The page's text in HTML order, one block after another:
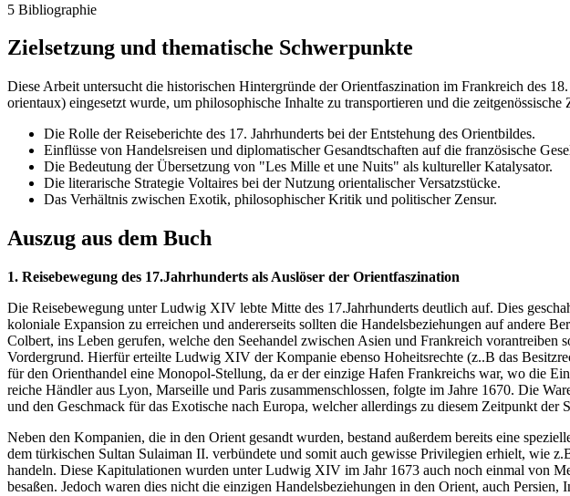
5 Bibliographie
Zielsetzung und thematische Schwerpunkte
Diese Arbeit untersucht die historischen Hintergründe der Orientfaszination im Frankreich des
orientaux) eingesetzt wurde, um philosophische Inhalte zu transportieren und die zeitgenössische
Die Rolle der Reiseberichte des 17. Jahrhunderts bei der Entstehung des Orientbildes.
Einflüsse von Handelsreisen und diplomatischer Gesandtschaften auf die französische
Die Bedeutung der Übersetzung von "Les Mille et une Nuits" als kultureller Katalysator.
Die literarische Strategie Voltaires bei der Nutzung orientalischer Versatzstücke.
Das Verhältnis zwischen Exotik, philosophischer Kritik und politischer Zensur.
Auszug aus dem Buch
1. Reisebewegung des 17.Jahrhunderts als Auslöser der Orientfaszination
Die Reisebewegung unter Ludwig XIV lebte Mitte des 17.Jahrhunderts deutlich auf. Dies
koloniale Expansion zu erreichen und andererseits sollten die Handelsbeziehungen auf andere
Colbert, ins Leben gerufen, welche den Seehandel zwischen Asien und Frankreich
Vordergrund. Hierfür erteilte Ludwig XIV der Kompanie ebenso Hoheitsrechte (z..B das
für den Orienthandel eine Monopol-Stellung, da er der einzige Hafen Frankreichs war, wo die
reiche Händler aus Lyon, Marseille und Paris zusammenschlossen, folgte im Jahre 1670. Die
und den Geschmack für das Exotische nach Europa, welcher allerdings zu diesem Zeitpunkt
Neben den Kompanien, die in den Orient gesandt wurden, bestand außerdem bereits eine
dem türkischen Sultan Sulaiman II. verbündete und somit auch gewisse Privilegien erhielt, wie
handeln. Diese Kapitulationen wurden unter Ludwig XIV im Jahr 1673 auch noch einmal von
besaßen. Jedoch waren dies nicht die einzigen Handelsbeziehungen in den Orient, auch Persien,